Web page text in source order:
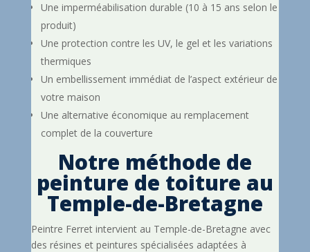
Une imperméabilisation durable (10 à 15 ans selon le
produit)
Une protection contre les UV, le gel et les variations
thermiques
Un embellissement immédiat de l’aspect extérieur de
votre maison
Une alternative économique au remplacement
complet de la couverture
Notre méthode de
peinture de toiture au
Temple-de-Bretagne
Peintre Ferret intervient au Temple-de-Bretagne avec
des résines et peintures spécialisées adaptées à